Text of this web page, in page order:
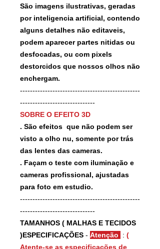
São imagens ilustrativas, geradas
por inteligencia artificial, contendo
alguns detalhes não editaveis,
podem aparecer partes nitidas ou
desfocadas, ou com pixels
destorcidos que nossos olhos não
enchergam.
------------------------------------------------
------------------------------
SOBRE O EFEITO 3D
. São efeitos que não podem ser
visto a olho nu, somente por trás
das lentes das cameras.
. Façam o teste com iluminação e
cameras profissional, ajustadas
para foto em estudio.
------------------------------------------------
------------------------------
TAMANHOS ( MALHAS E TECIDOS
)ESPECIFICAÇÕES - Atenção : (
Atente-se as especificações de